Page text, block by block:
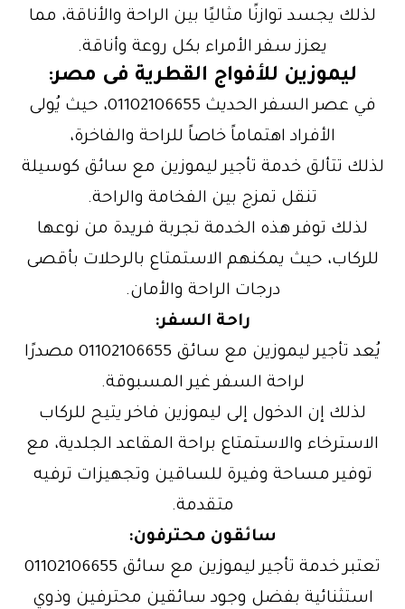
لذلك يجسد توازنًا مثاليًا بين الراحة والأناقة، مما
يعزز سفر الأمراء بكل روعة وأناقة.
ليموزين للأفواج القطرية فى مصر:
في عصر السفر الحديث 01102106655، حيث يُولى
الأفراد اهتماماً خاصاً للراحة والفاخرة،
لذلك تتألق خدمة تأجير ليموزين مع سائق كوسيلة
تنقل تمزج بين الفخامة والراحة.
لذلك توفر هذه الخدمة تجربة فريدة من نوعها
للركاب، حيث يمكنهم الاستمتاع بالرحلات بأقصى
درجات الراحة والأمان.
راحة السفر:
يُعد تأجير ليموزين مع سائق 01102106655 مصدرًا
لراحة السفر غير المسبوقة.
لذلك إن الدخول إلى ليموزين فاخر يتيح للركاب
الاسترخاء والاستمتاع براحة المقاعد الجلدية، مع
توفير مساحة وفيرة للساقين وتجهيزات ترفيه
متقدمة.
سائقون محترفون:
تعتبر خدمة تأجير ليموزين مع سائق 01102106655
استثنائية بفضل وجود سائقين محترفين وذوي